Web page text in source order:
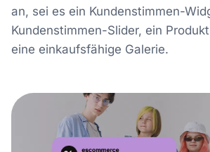
an, sei es ein Kundenstimmen-
Kundenstimmen-Slider, ein
eine einkaufsfähige Galerie.